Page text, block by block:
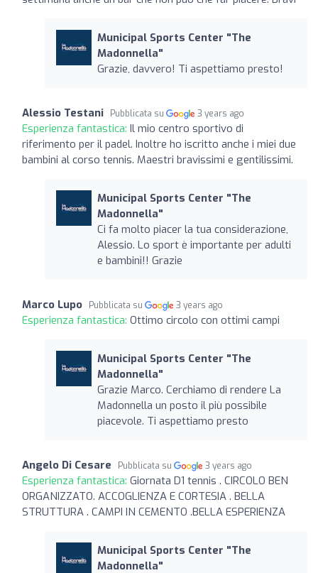
Municipal Sports Center "The
Madonnella"
Grazie, davvero! Ti aspettiamo presto!
Alessio Testani Pubblicata su 3 years ago
Esperienza fantastica: Il mio centro sportivo di
riferimento per il padel. Inoltre ho iscritto anche i miei due
bambini al corso tennis. Maestri bravissimi e gentilissimi.
Municipal Sports Center "The
Madonnella"
Ci fa molto piacer la tua considerazione,
Alessio. Lo sport è importante per adulti
e bambini!! Grazie
Marco Lupo Pubblicata su 3 years ago
Esperienza fantastica: Ottimo circolo con ottimi campi
Municipal Sports Center "The
Madonnella"
Grazie Marco. Cerchiamo di rendere La
Madonnella un posto il più possibile
piacevole. Ti aspettiamo presto
Angelo Di Cesare Pubblicata su 3 years ago
Esperienza fantastica: Giornata D1 tennis . CIRCOLO BEN
ORGANIZZATO. ACCOGLIENZA E CORTESIA . BELLA
STRUTTURA . CAMPI IN CEMENTO .BELLA ESPERIENZA
Municipal Sports Center "The
Madonnella"